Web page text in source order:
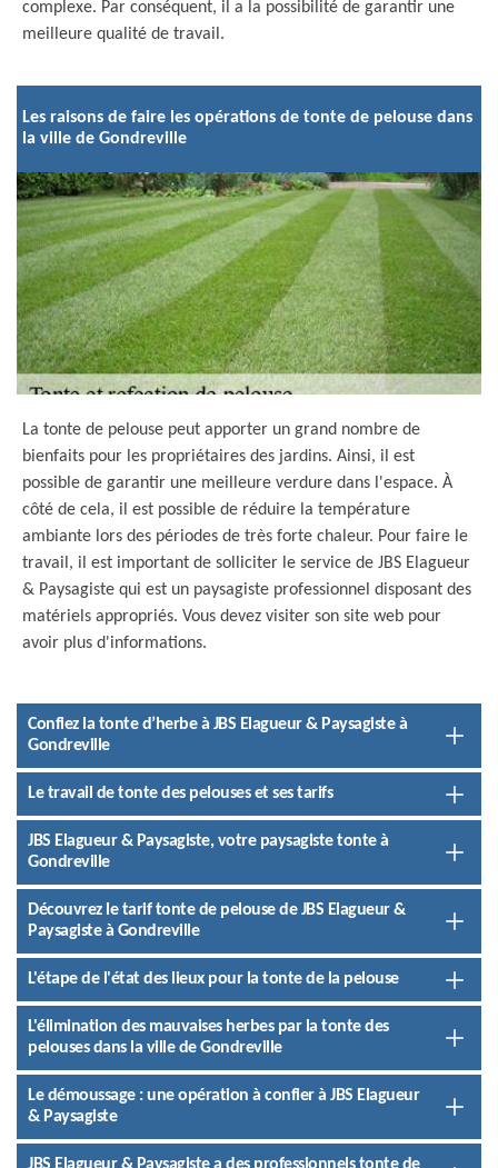
complexe. Par conséquent, il a la possibilité de garantir une
meilleure qualité de travail.
Les raisons de faire les opérations de tonte de pelouse dans
la ville de Gondreville
La tonte de pelouse peut apporter un grand nombre de
bienfaits pour les propriétaires des jardins. Ainsi, il est
possible de garantir une meilleure verdure dans l'espace. À
côté de cela, il est possible de réduire la température
ambiante lors des périodes de très forte chaleur. Pour faire le
travail, il est important de solliciter le service de JBS Elagueur
& Paysagiste qui est un paysagiste professionnel disposant des
matériels appropriés. Vous devez visiter son site web pour
avoir plus d'informations.
Confiez la tonte d’herbe à JBS Elagueur & Paysagiste à
Gondreville
Le travail de tonte des pelouses et ses tarifs
JBS Elagueur & Paysagiste, votre paysagiste tonte à
Gondreville
Découvrez le tarif tonte de pelouse de JBS Elagueur &
Paysagiste à Gondreville
L'étape de l'état des lieux pour la tonte de la pelouse
L'élimination des mauvaises herbes par la tonte des
pelouses dans la ville de Gondreville
Le démoussage : une opération à confier à JBS Elagueur
& Paysagiste